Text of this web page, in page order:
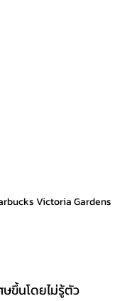
Victoria Gardens
ขึ้นโดยไม่รู้ตัว